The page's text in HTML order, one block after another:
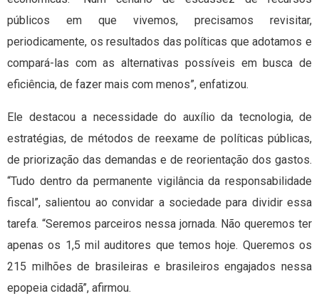
públicos em que vivemos, precisamos revisitar,
periodicamente, os resultados das políticas que adotamos e
compará-las com as alternativas possíveis em busca de
eficiência, de fazer mais com menos”, enfatizou.
Ele destacou a necessidade do auxílio da tecnologia, de
estratégias, de métodos de reexame de políticas públicas,
de priorização das demandas e de reorientação dos gastos.
“Tudo dentro da permanente vigilância da responsabilidade
fiscal”, salientou ao convidar a sociedade para dividir essa
tarefa. “Seremos parceiros nessa jornada. Não queremos ter
apenas os 1,5 mil auditores que temos hoje. Queremos os
215 milhões de brasileiras e brasileiros engajados nessa
epopeia cidadã”, afirmou.